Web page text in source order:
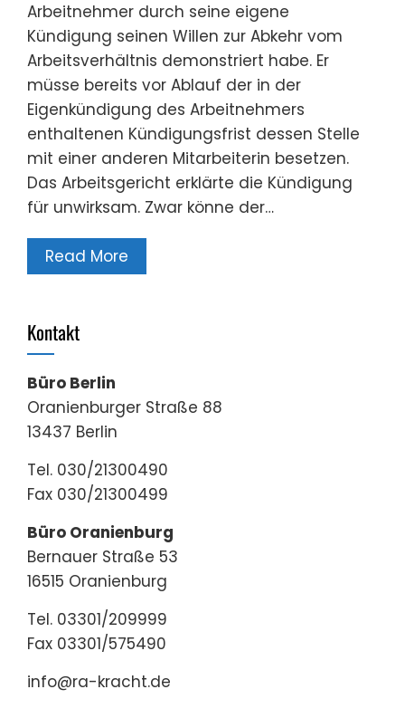
Arbeitnehmer durch seine eigene
Kündigung seinen Willen zur Abkehr vom
Arbeitsverhältnis demonstriert habe. Er
müsse bereits vor Ablauf der in der
Eigenkündigung des Arbeitnehmers
enthaltenen Kündigungsfrist dessen Stelle
mit einer anderen Mitarbeiterin besetzen.
Das Arbeitsgericht erklärte die Kündigung
für unwirksam. Zwar könne der…
Read More
Kontakt
Büro Berlin
Oranienburger Straße 88
13437 Berlin
Tel. 030/21300490
Fax 030/21300499
Büro Oranienburg
Bernauer Straße 53
16515 Oranienburg
Tel. 03301/209999
Fax 03301/575490
info@ra-kracht.de